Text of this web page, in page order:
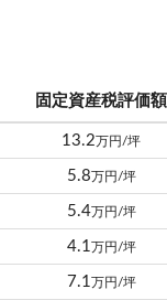
固定資産税評価額
13.2 万円/坪
5.8 万円/坪
5.4万円/坪
4.1 万円/坪
7.1 万円/坪